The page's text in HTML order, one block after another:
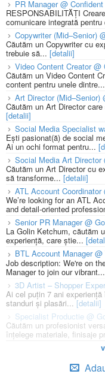
PR Manager @
RESPONSABILITĂȚI
comunicare integrată
Copywriter (Mid–Senior)
Căutăm un Copywriter cu
trebuie să... [detalii]
Video Content Creator @
Căutăm un Video Content
content pentru unele dintre...
Art Director (Mid–Senior)
Căutăm un Art Director
[detalii]
Social Media Specialist
Ești pasionat(ă) de social
Ai un ochi format pentru...
Social Media Art Director
Căutăm un Art Director cu
să transforme... [detalii]
ATL Account Coordinator
We’re looking for an ATL
and detail-oriented
Senior PR Manager @
La Golin Ketchum, căutăm
experiență, care știe...
BTL Account Manager
Job description: We're on
Manager to join our vibrant...
3D Artist – Shopper
Ai cel puțin 7 ani
standuri și plasări...[detalii]
Specialist Productie @
Căutăm un profesionist
înțelege materiale, finisaje